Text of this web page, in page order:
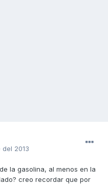
del 2013
la gasolina, al menos en la
creo recordar que por